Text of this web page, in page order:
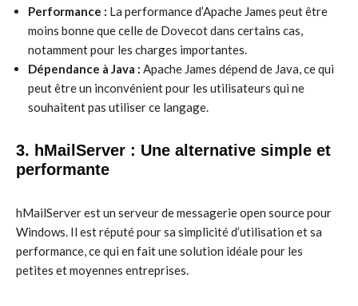
Performance : La performance d’Apache James peut être
moins bonne que celle de Dovecot dans certains cas,
notamment pour les charges importantes.
Dépendance à Java : Apache James dépend de Java, ce qui
peut être un inconvénient pour les utilisateurs qui ne
souhaitent pas utiliser ce langage.
3. hMailServer : Une alternative simple et
performante
hMailServer est un serveur de messagerie open source pour
Windows. Il est réputé pour sa simplicité d’utilisation et sa
performance, ce qui en fait une solution idéale pour les
petites et moyennes entreprises.